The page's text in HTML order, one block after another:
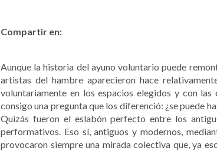
Compartir en:
Aunque la historia del ayuno voluntario puede
artistas del hambre aparecieron hace
voluntariamente en los espacios elegidos y con
consigo una pregunta que los diferenció: ¿se puede
Quizás fueron el eslabón perfecto entre los
performativos. Eso sí, antiguos y modernos,
provocaron siempre una mirada colectiva que, ya